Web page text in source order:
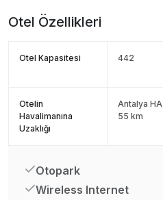
Otel Özellikleri
Otel Kapasitesi 442
Otelin
Havalimanına
Uzaklığı
Antalya HA
55 km
Otopark
Wireless Internet